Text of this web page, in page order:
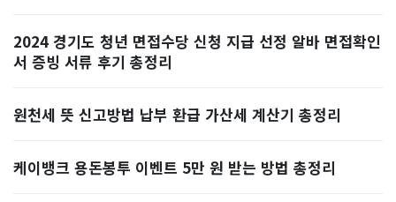
2024 경기도 청년 면접수당 신청 지급 선정 알바 면접확인
서 증빙 서류 후기 총정리
원천세 뜻 신고방법 납부 환급 가산세 계산기 총정리
케이뱅크 용돈봉투 이벤트 5만 원 받는 방법 총정리